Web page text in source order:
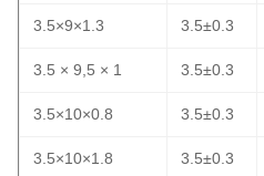
3.5×9×1.3 3.5±0.3
3.5 × 9,5 × 1 3.5±0.3
3.5×10×0.8 3.5±0.3
3.5×10×1.8 3.5±0.3